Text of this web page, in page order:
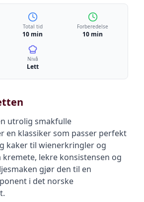
Total tid
10 min
Forberedelse
10 min
Nivå
Lett
utrolig smakfulle
en klassiker som passer perfekt
kaker til wienerkringler og
kremete, lekre konsistensen og
gjør den til en
i det norske